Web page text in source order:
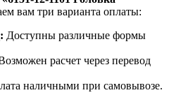
вам три варианта оплаты:
Доступны различные формы
расчет через перевод
наличными при самовывозе.